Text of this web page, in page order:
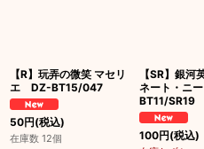
【R】玩弄の微笑 マセリ
エ DZ-BT15/047
50円(税込)
在庫数 12個
【SR】銀河
ネート・ニ
BT11/SR19
100円(税込)